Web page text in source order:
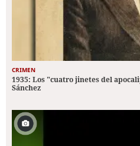
CRIMEN
1935: Los "cuatro jinetes del
Sánchez